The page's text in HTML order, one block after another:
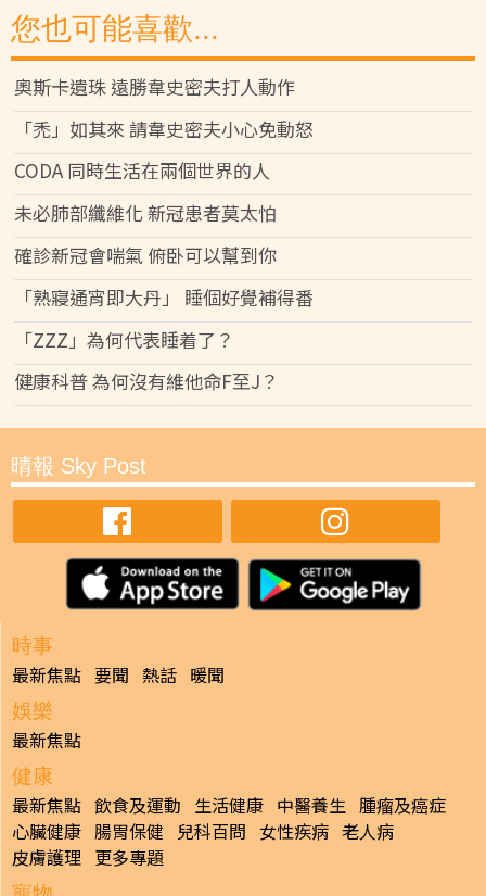
您也可能喜歡...
奧斯卡遺珠 遠勝韋史密夫打人動作
「禿」如其來 請韋史密夫小心免動怒
CODA 同時生活在兩個世界的人
未必肺部纖維化 新冠患者莫太怕
確診新冠會喘氣 俯卧可以幫到你
「熟寢通宵即大丹」 睡個好覺補得番
「ZZZ」為何代表睡着了？
健康科普 為何沒有維他命F至J？
晴報 Sky Post
時事
最新焦點 要聞 熱話 暖聞
娛樂
最新焦點
健康
最新焦點 飲食及運動 生活健康 中醫養生 腫瘤及癌症
心臟健康 腸胃保健 兒科百問 女性疾病 老人病
皮膚護理 更多專題